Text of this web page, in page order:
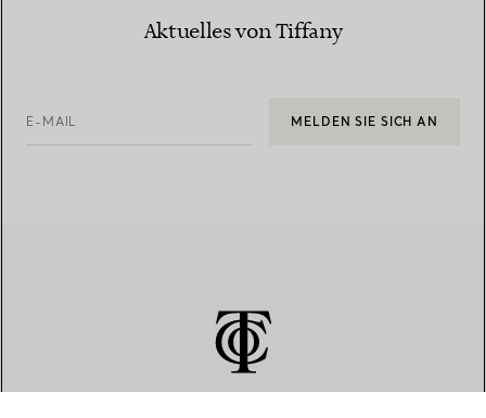
Aktuelles von Tiffany
E-MAIL MELDEN SIE SICH AN